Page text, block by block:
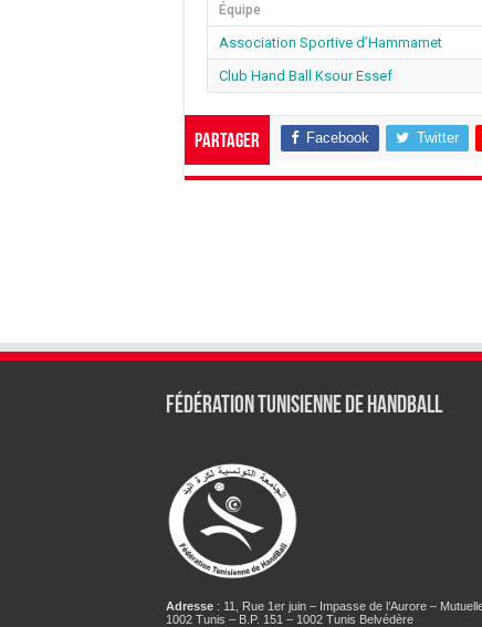
Équipe
Association Sportive d’Hammamet
Club Hand Ball Ksour Essef
Partager Facebook Twitter
Fédération tunisienne de Handball
Adresse: 11, Rue 1er juin – Impasse de l’Aurore –
1002 Tunis – B.P. 151 – 1002 Tunis Belvédère